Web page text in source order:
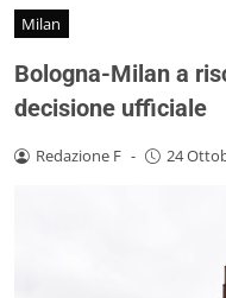
Milan
Bologna-Milan a
decisione ufficiale
Redazione F - 24